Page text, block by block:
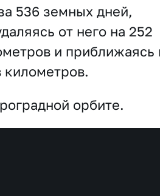
536 земных дней,
от него на 252
и приближаясь
километров.
орбите.